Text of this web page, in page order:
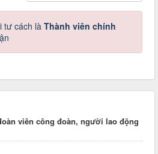
tư cách là Thành viên chính
viên công đoàn, người lao động